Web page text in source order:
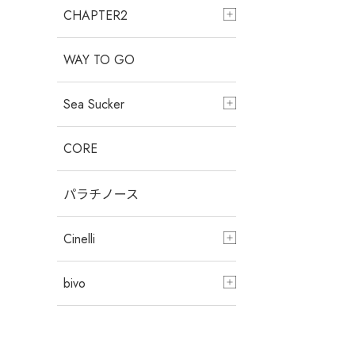
CHAPTER2
WAY TO GO
Sea Sucker
CORE
パラチノース
Cinelli
bivo